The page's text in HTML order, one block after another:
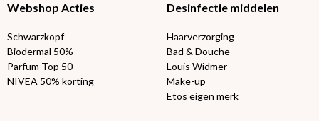
Webshop Acties
Schwarzkopf
Biodermal 50%
Parfum Top 50
NIVEA 50% korting
Desinfectie middelen
Haarverzorging
Bad & Douche
Louis Widmer
Make-up
Etos eigen merk